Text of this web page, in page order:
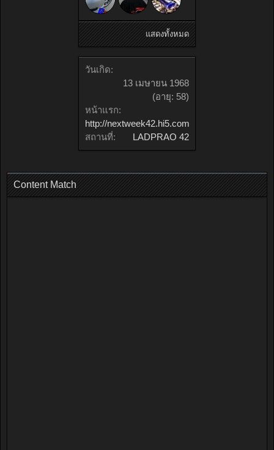
แสดงทั้งหมด
วันเกิด:
13 เมษายน 1968
(อายุ: 58)
หน้าแรก:
http://nextweek42.hi5.com
สถานที่:
LADPRAO 42
Content Match